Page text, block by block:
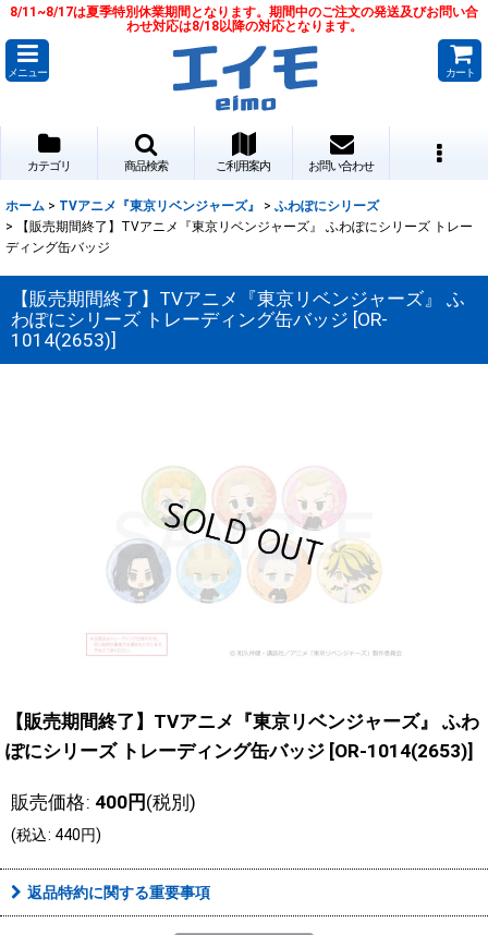
8/11~8/17は夏季特別休業期間となります。期間中のご注文の発送及びお問い合
わせ対応は8/18以降の対応となります。
メニュー カート
カテゴリ 商品検索 ご利用案内 お問い合わせ
ホーム > TVアニメ『東京リベンジャーズ』 > ふわぽにシリーズ
>
【販売期間終了】TVアニメ『東京リベンジャーズ』 ふわぽにシリーズ トレー
ディング缶バッジ
【販売期間終了】TVアニメ『東京リベンジャーズ』 ふ
わぽにシリーズ トレーディング缶バッジ [OR-
1014(2653)]
【販売期間終了】TVアニメ『東京リベンジャーズ』 ふわ
ぽにシリーズ トレーディング缶バッジ [OR-1014(2653)]
販売価格: 400円 (税別)
(税込: 440円)
返品特約に関する重要事項